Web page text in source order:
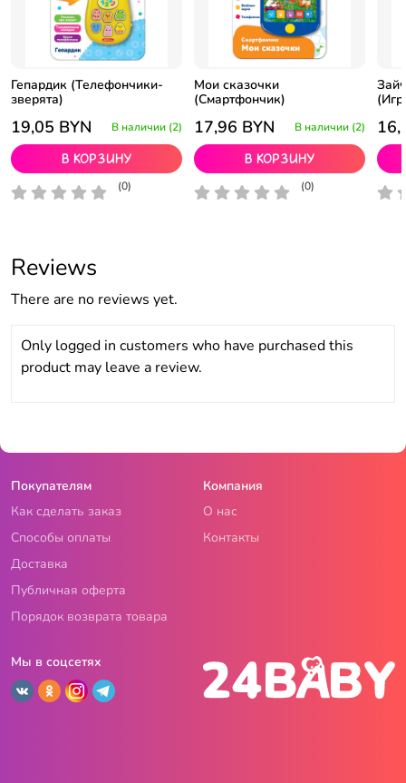
Гепардик (Телефончики-
зверята)
19,05 BYN В наличии (2)
В корзину
(0)
Мои сказочки
(Смартфончик)
17,96 BYN В наличии (2)
В корзину
(0)
Reviews
There are no reviews yet.
Only logged in customers who have purchased this
product may leave a review.
Покупателям
Как сделать заказ
Способы оплаты
Доставка
Публичная оферта
Порядок возврата товара
Компания
О нас
Контакты
Мы в соцсетях